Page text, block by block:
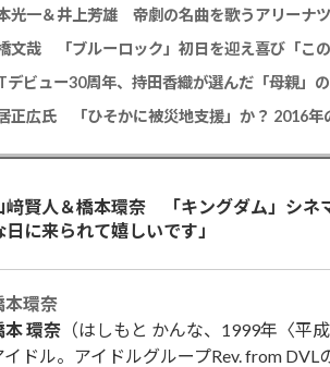
文哉 「ブルーロック」初日を迎え喜び「こ
デビュー30周年、持田香織が選んだ「母親」
﨑賢人＆橋本環奈 「キングダム」シネ
日に来られて嬉しいです」
本環奈
本環奈 （はしもと かんな、1999年〈平
イドル。アイドルグループRev. from